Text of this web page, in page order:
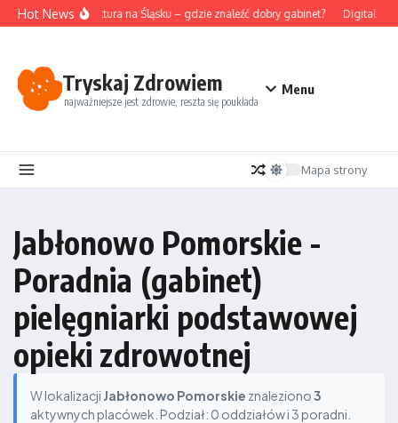
Przejdź do treści
Hot NewsAkupunktura na Śląsku – gdzie znaleźć dobry gabinet? Digital
Tryskaj Zdrowiem
najważniejsze jest zdrowie, reszta się poukłada
Menu
Mapa strony
Jabłonowo Pomorskie -
Poradnia (gabinet)
pielęgniarki podstawowej
opieki zdrowotnej
W lokalizacji Jabłonowo Pomorskie znaleziono3
aktywnych placówek. Podział: 0 oddziałów i 3 poradni.